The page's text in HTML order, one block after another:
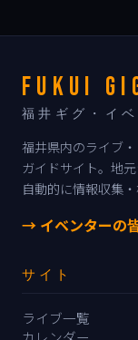
FUKUI
福井ギグ・イ
福井県内のライブ
ガイドサイト。地
自動的に情報収集・
→ イベンターの
サイト
ライブ一覧